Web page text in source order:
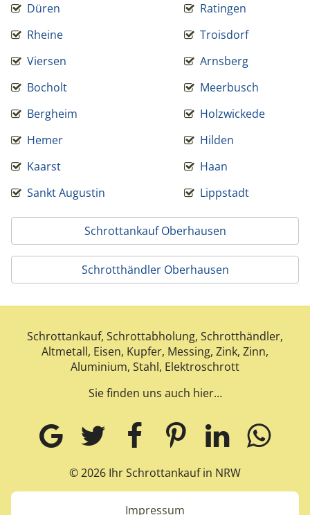
Düren
Ratingen
Rheine
Troisdorf
Viersen
Arnsberg
Bocholt
Meerbusch
Bergheim
Holzwickede
Hemer
Hilden
Kaarst
Haan
Sankt Augustin
Lippstadt
Schrottankauf Oberhausen
Schrotthändler Oberhausen
Schrottankauf, Schrottabholung, Schrotthändler,
Altmetall, Eisen, Kupfer, Messing, Zink, Zinn,
Aluminium, Stahl, Elektroschrott
Sie finden uns auch hier…
© 2026 Ihr Schrottankauf in NRW
Impressum